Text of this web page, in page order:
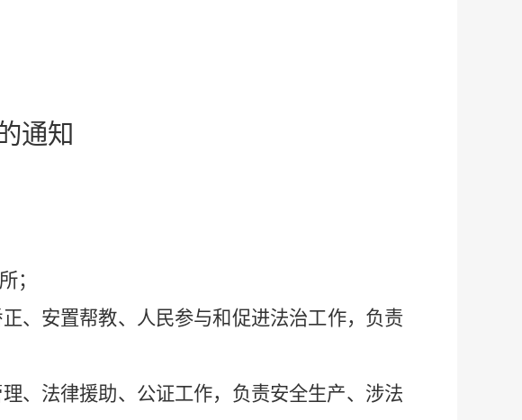
通知
；
、 安置帮教、人民参与和促进法治工作，负责
、法律援助、公证工作，负责安全生产、涉法